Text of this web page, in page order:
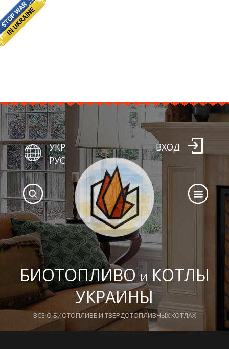
БИОТОПЛИВОИ КОТЛЫ
УКРАИНЫ
ВСЕ О БИОТОПЛИВЕ И ТВЕРДОТОПЛИВНЫХ КОТЛАХ
УКР
РУС
ВХОД